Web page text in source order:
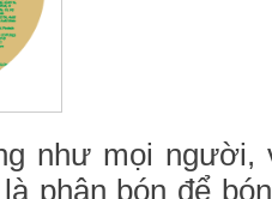
như mọi người,
phân bón để